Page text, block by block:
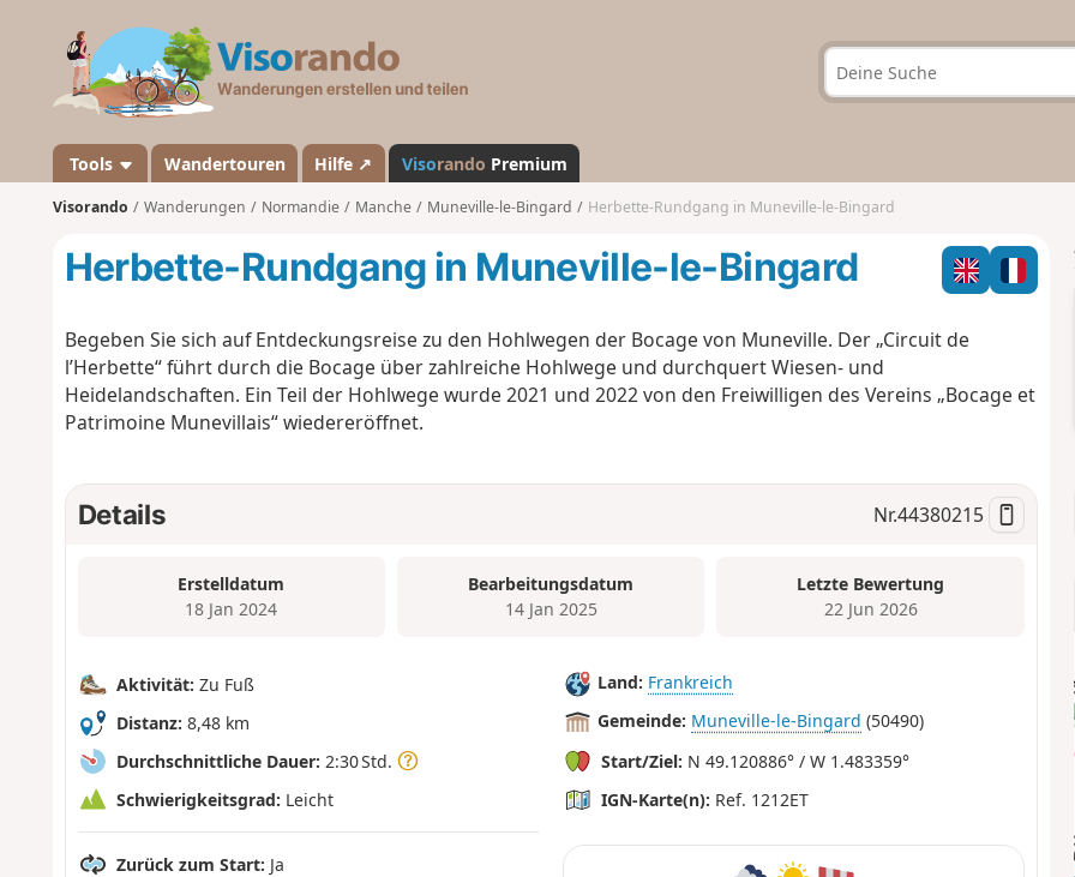
a
n
d
Tools Wandertouren Hilfe ↗ Visorando Premium
Visorando Wanderungen Normandie Manche Muneville-le-Bingard Herbette-Rundgang in Muneville-le-Bingard
Herbette-Rundgang in Muneville-le-Bingard
Begeben Sie sich auf Entdeckungsreise zu den Hohlwegen der Bocage von Muneville. Der „Circuit de
l’Herbette“ führt durch die Bocage über zahlreiche Hohlwege und durchquert Wiesen- und
Heidelandschaften. Ein Teil der Hohlwege wurde 2021 und 2022 von den Freiwilligen des Vereins „Bocage et
Patrimoine Munevillais“ wiedereröffnet.
Details Nr.44380215
Erstelldatum
18 Jan 2024
Bearbeitungsdatum
14 Jan 2025
Letzte Bewertung
22 Jun 2026
Aktivität: Zu Fuß
Distanz: 8,48 km
Durchschnittliche Dauer: 2:30 Std.
Schwierigkeitsgrad: Leicht
Zurück zum Start: Ja
Land: Frankreich
Gemeinde: Muneville-le-Bingard (50490)
Start/Ziel: N 49.120886° / W 1.483359°
IGN-Karte(n): Ref. 1212ET